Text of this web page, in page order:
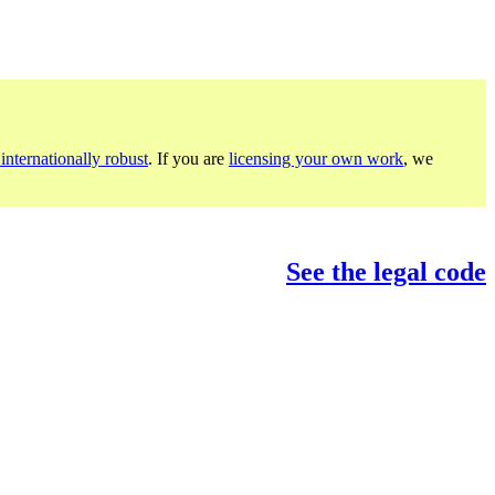
robust. If you are licensing your own work, we
See the legal code